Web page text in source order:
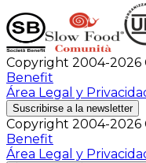
Copyright 2004-2026
Benefit
Área Legal y
Suscribirse a la newsletter
Copyright 2004-2026
Benefit
Área Legal y